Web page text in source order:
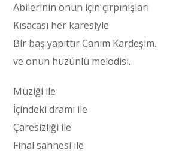
Abilerinin onun için çırpınışları
Kısacası her karesiyle
Bir baş yapıttır Canım Kardeşim.
ve onun hüzünlü melodisi.
Müziği ile
İçindeki dramı ile
Çaresizliği ile
Final sahnesi ile